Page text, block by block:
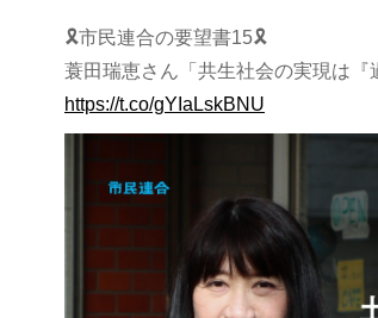
🎗️市民連合の要望書15🎗️
蓑田瑞恵さん「共生社会の実現は
https://t.co/gYIaLskBNU